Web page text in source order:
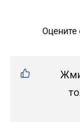
Оцените
Жми